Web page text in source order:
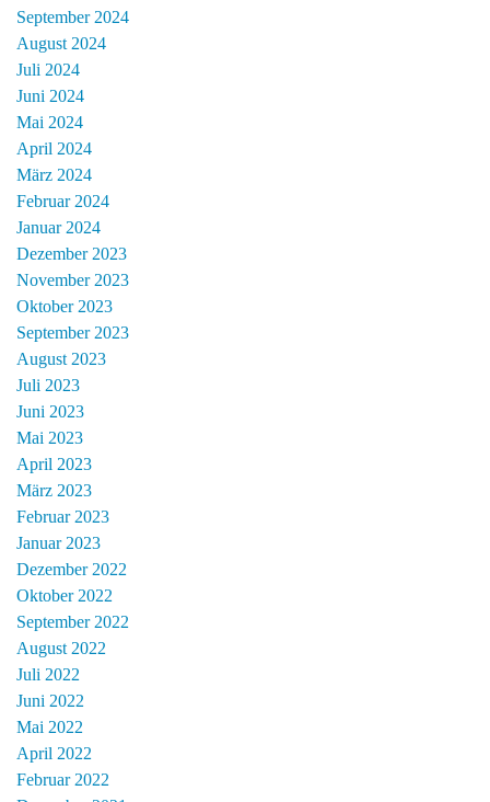
September 2024
August 2024
Juli 2024
Juni 2024
Mai 2024
April 2024
März 2024
Februar 2024
Januar 2024
Dezember 2023
November 2023
Oktober 2023
September 2023
August 2023
Juli 2023
Juni 2023
Mai 2023
April 2023
März 2023
Februar 2023
Januar 2023
Dezember 2022
Oktober 2022
September 2022
August 2022
Juli 2022
Juni 2022
Mai 2022
April 2022
Februar 2022